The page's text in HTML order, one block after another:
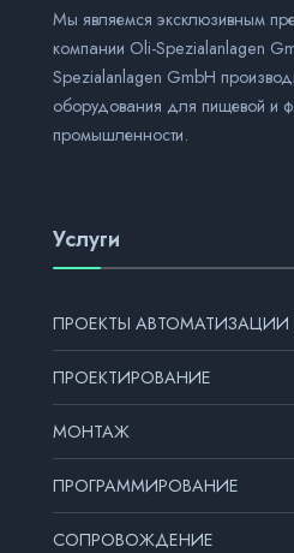
Мы являемся эксклюзивным
компании Оli-Spezialanlagen
Spezialanlagen GmbH
оборудования для пищевой и
промышленности.
Услуги
ПРОЕКТЫ
ПРОЕКТИРОВАНИЕ
МОНТАЖ
ПРОГРАММИРОВАНИЕ
СОПРОВОЖДЕНИЕ